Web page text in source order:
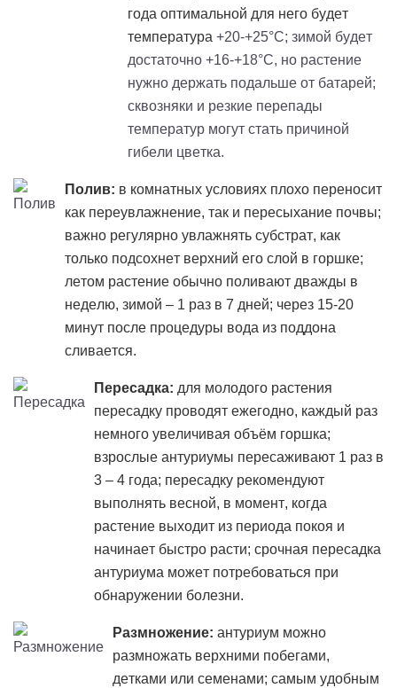
года оптимальной для него будет
температура +20-+25°C; зимой будет
достаточно +16-+18°C, но растение
нужно держать подальше от батарей;
сквозняки и резкие перепады
температур могут стать причиной
гибели цветка.
Полив: в комнатных условиях плохо переносит
как переувлажнение, так и пересыхание почвы;
важно регулярно увлажнять субстрат, как
только подсохнет верхний его слой в горшке;
летом растение обычно поливают дважды в
неделю, зимой – 1 раз в 7 дней; через 15-20
минут после процедуры вода из поддона
сливается.
Пересадка: для молодого растения
пересадку проводят ежегодно, каждый раз
немного увеличивая объём горшка;
взрослые антуриумы пересаживают 1 раз в
3 – 4 года; пересадку рекомендуют
выполнять весной, в момент, когда
растение выходит из периода покоя и
начинает быстро расти; срочная пересадка
антуриума может потребоваться при
обнаружении болезни.
Размножение: антуриум можно
размножать верхними побегами,
детками или семенами; самым удобным